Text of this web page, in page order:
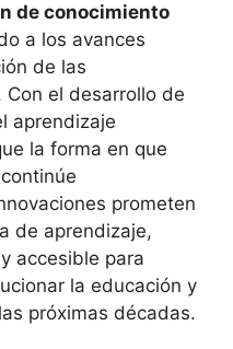
de conocimiento
a los avances
de las
el desarrollo de
aprendizaje
la forma en que
prometen
de aprendizaje,
accesible para
la educación y
próximas décadas.